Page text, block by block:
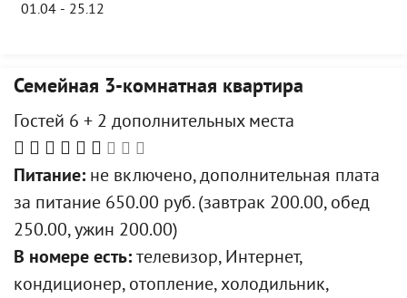
01.04 - 25.12
Семейная 3-комнатная квартира
Гостей 6 + 2 дополнительных места
Питание: не включено, дополнительная плата
за питание 650.00 руб. (завтрак 200.00, обед
250.00, ужин 200.00)
В номере есть: телевизор, Интернет,
кондиционер, отопление, холодильник,